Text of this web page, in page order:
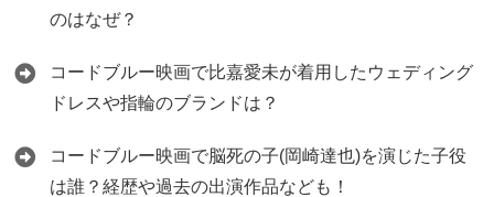
のはなぜ？
コードブルー映画で比嘉愛未が着用したウェディング
ドレスや指輪のブランドは？
コードブルー映画で脳死の子(岡崎達也)を演じた子役
は誰？経歴や過去の出演作品なども！